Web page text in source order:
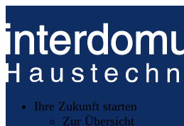
Ihre Zukunft starten
Zur Übersicht